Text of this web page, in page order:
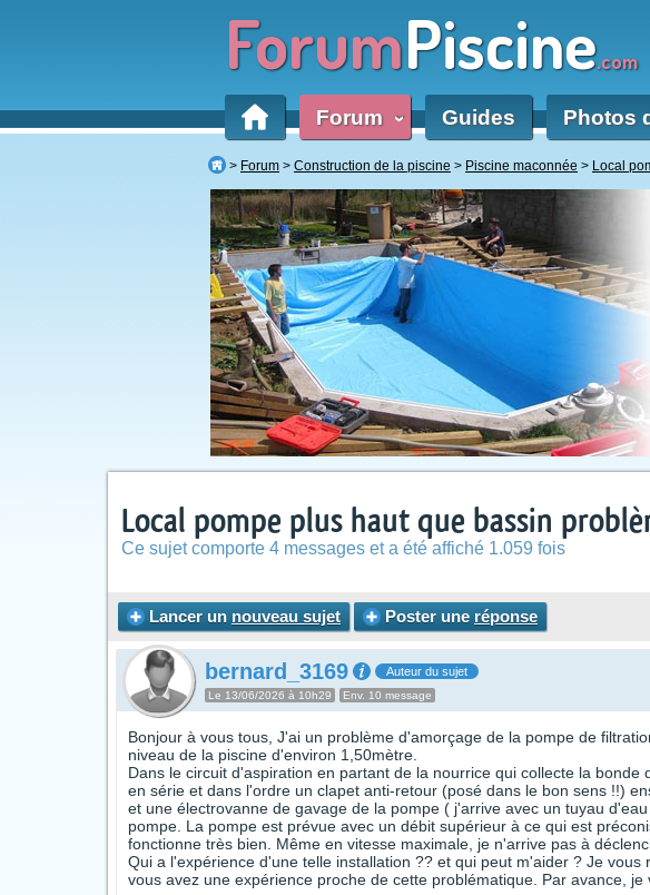
ForumPiscine.com
Forum ‹ Guides Photos
Forum Construction de la piscine Piscine maconnée Local
Local pompe plus haut que bassin
Ce sujet comporte 4 messages et a été affiché 1.059 fois
Lancer un nouveau sujet Poster une réponse
bernard_3169 Auteur du sujet
Le 13/06/2026 à 10h29 Env. 10 message
Bonjour à vous tous, J'ai un problème d'amorçage de la pompe de
niveau de la piscine d'environ 1,50mètre.
Dans le circuit d'aspiration en partant de la nourrice qui collecte la
en série et dans l'ordre un clapet anti-retour (posé dans le bon sens !!)
et une électrovanne de gavage de la pompe ( j'arrive avec un tuyau
pompe. La pompe est prévue avec un débit supérieur à ce qui est
fonctionne très bien. Même en vitesse maximale, je n'arrive pas à
Qui a l'expérience d'une telle installation ?? et qui peut m'aider ? Je
vous avez une expérience proche de cette problématique. Par avance, je